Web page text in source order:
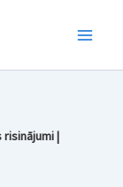
risinājumi |